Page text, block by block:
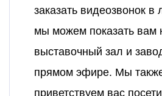
заказать видеозвонок
мы можем показать вам
выставочный зал и
прямом эфире. Мы
приветствуем вас